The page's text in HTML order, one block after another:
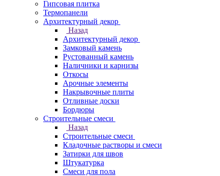
Гипсовая плитка
Термопанели
Архитектурный декор
Назад
Архитектурный декор
Замковый камень
Рустованный камень
Наличники и карнизы
Откосы
Арочные элементы
Накрывочные плиты
Отливные доски
Бордюры
Строительные смеси
Назад
Строительные смеси
Кладочные растворы и смеси
Затирки для швов
Штукатурка
Смеси для пола